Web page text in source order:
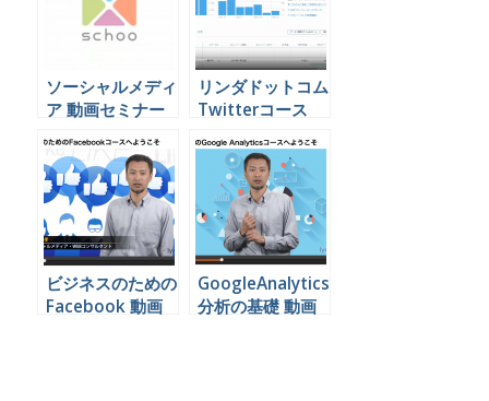
ソーシャルメディ
ア 動画セミナー
ビジネス活用
リンダドットコム
Twitterコース
youtube 無料
ビジネスのための
Facebook 動画
GoogleAnalytics
分析の基礎 動画